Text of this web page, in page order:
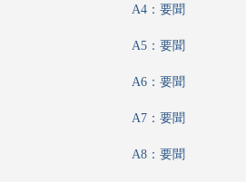
A4：要聞
A5：要聞
A6：要聞
A7：要聞
A8：要聞